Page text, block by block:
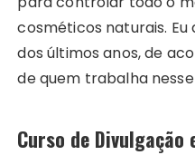
cosméticos naturais. Eu
dos últimos anos, de
de quem trabalha
Curso de Divulgação